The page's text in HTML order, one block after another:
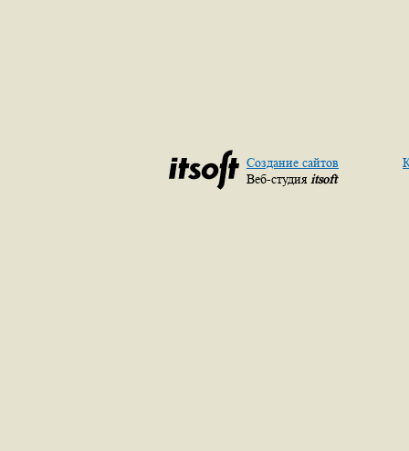
Создание сайтов
Веб-студия itsoft